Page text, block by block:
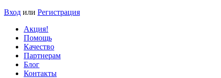
Вход или Регистрация
Акция!
Помощь
Качество
Партнерам
Блог
Контакты